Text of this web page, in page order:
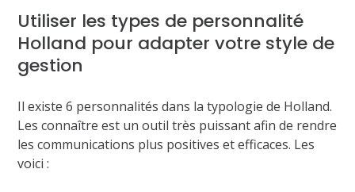
Utiliser les types de personnalité
Holland pour adapter votre style de
gestion
Il existe 6 personnalités dans la typologie de Holland.
Les connaître est un outil très puissant afin de rendre
les communications plus positives et efficaces. Les
voici :